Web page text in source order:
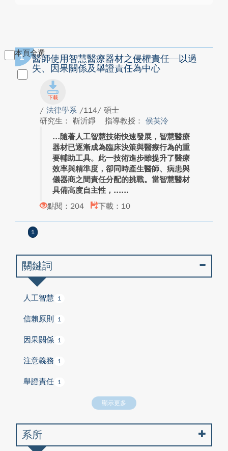
本頁全選
1
醫師使用智慧醫療器材之侵權責任—以過
失、因果關係及舉證責任為中心
/ 法律學系 /114/ 碩士
研究生： 靳沂錚
指導教授： 侯英泠
隨著人工智慧技術快速發展，智慧醫療
器材已逐漸成為臨床決策與醫療行為的重
要輔助工具。此一技術進步雖提升了醫療
效率與精準度，卻同時產生醫師、病患與
儀器商之間責任分配的挑戰。當智慧醫材
具備高度自主性，...
點閱：204
下載：10
1
關鍵詞
人工智慧 1
信賴原則 1
因果關係 1
注意義務 1
舉證責任 1
顯示更多
系所